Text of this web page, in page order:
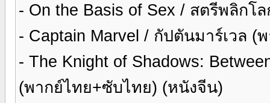
- On the Basis of Sex / สตรีพลิกโ
- Captain Marvel / กัปตันมาร์เวล (
- The Knight of Shadows:
(พากย์ไทย+ซับไทย) (หนังจีน)